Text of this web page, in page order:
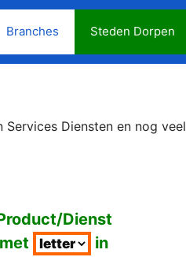
Branches Steden Dorpen
Diensten en nog veel
Dienst
met
in